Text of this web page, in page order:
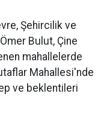
Şehircilik ve
Bulut, Çine
mahallelerde
Mahallesi'nde
ve beklentileri